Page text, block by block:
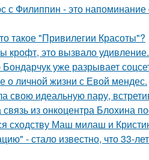
с Филиппин - это
такое "Привилегии Красоты"?
крофт, это вызвало удивление.
уже разрывает
о личной жизни с Евой мендес.
идеальную пару,
из онкоцентра Блохина
сходству Маш милаш и
- стало известно, что 33-